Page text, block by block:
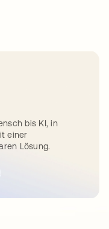
bis KI, in
einer
Lösung.
neuen